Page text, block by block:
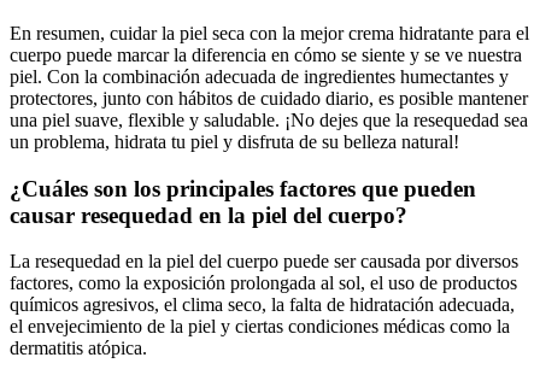
En resumen, cuidar la piel seca con la mejor crema hidratante para el
cuerpo puede marcar la diferencia en cómo se siente y se ve nuestra
piel. Con la combinación adecuada de ingredientes humectantes y
protectores, junto con hábitos de cuidado diario, es posible mantener
una piel suave, flexible y saludable. ¡No dejes que la resequedad sea
un problema, hidrata tu piel y disfruta de su belleza natural!
¿Cuáles son los principales factores que pueden
causar resequedad en la piel del cuerpo?
La resequedad en la piel del cuerpo puede ser causada por diversos
factores, como la exposición prolongada al sol, el uso de productos
químicos agresivos, el clima seco, la falta de hidratación adecuada,
el envejecimiento de la piel y ciertas condiciones médicas como la
dermatitis atópica.